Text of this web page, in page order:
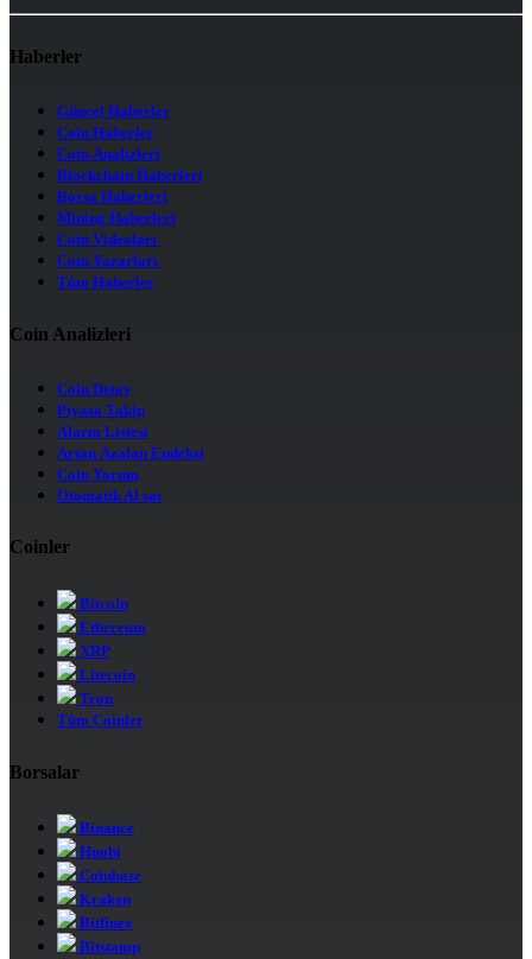
Haberler
Güncel Haberler
Coin Haberler
Coin Analizleri
Blockchain Haberleri
Borsa Haberleri
Mining Haberleri
Coin Videoları
Coin Yazarları
Tüm Haberler
Coin Analizleri
Coin Detay
Piyasa Takip
Alarm Listesi
Artan Azalan Endeksi
Coin Yorum
Otomatik Al sat
Coinler
Bitcoin
Ethereum
XRP
Litecoin
Tron
Tüm Coinler
Borsalar
Binance
Huobi
Coinbase
Kraken
Bitfinex
Bitstamp